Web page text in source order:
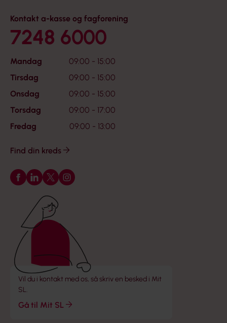
Kontakt a-kasse og fagforening
7248 6000
Mandag
09:00 - 15:00
Tirsdag
09:00 - 15:00
Onsdag
09:00 - 15:00
Torsdag
09:00 - 17:00
Fredag
09:00 - 13:00
Find din kreds
Følg os på Facebook
Følg os på LinkedIn
Følg os på X
Følg os på Instagram
Vil du i kontakt med os, så skriv en besked i Mit
SL.
Gå til Mit SL